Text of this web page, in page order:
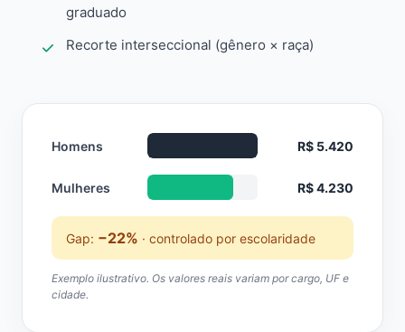
graduado
Recorte interseccional (gênero × raça)
Homens R$ 5.420
Mulheres R$ 4.230
Gap: −22% · controlado por escolaridade
Exemplo ilustrativo. Os valores reais variam por cargo, UF e
cidade.